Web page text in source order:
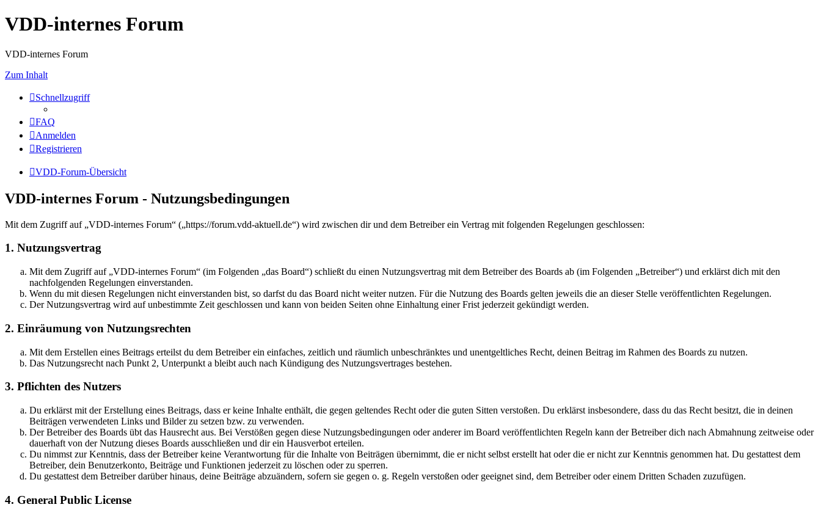
VDD-internes Forum
VDD-internes Forum
Zum Inhalt
Schnellzugriff
FAQ
Anmelden
Registrieren
VDD-Forum-Übersicht
VDD-internes Forum - Nutzungsbedingungen
Mit dem Zugriff auf „VDD-internes Forum“ („https://forum.vdd-aktuell.de“) wird zwischen dir und dem Betreiber ein Vertrag mit folgenden Regelungen geschlossen:
1. Nutzungsvertrag
Mit dem Zugriff auf „VDD-internes Forum“ (im Folgenden „das Board“) schließt du einen Nutzungsvertrag mit dem Betreiber des Boards ab (im Folgenden „Betreiber“) und erklärst dich mit den
nachfolgenden Regelungen einverstanden.
Wenn du mit diesen Regelungen nicht einverstanden bist, so darfst du das Board nicht weiter nutzen. Für die Nutzung des Boards gelten jeweils die an dieser Stelle veröffentlichten Regelungen.
Der Nutzungsvertrag wird auf unbestimmte Zeit geschlossen und kann von beiden Seiten ohne Einhaltung einer Frist jederzeit gekündigt werden.
2. Einräumung von Nutzungsrechten
Mit dem Erstellen eines Beitrags erteilst du dem Betreiber ein einfaches, zeitlich und räumlich unbeschränktes und unentgeltliches Recht, deinen Beitrag im Rahmen des Boards zu nutzen.
Das Nutzungsrecht nach Punkt 2, Unterpunkt a bleibt auch nach Kündigung des Nutzungsvertrages bestehen.
3. Pflichten des Nutzers
Du erklärst mit der Erstellung eines Beitrags, dass er keine Inhalte enthält, die gegen geltendes Recht oder die guten Sitten verstoßen. Du erklärst insbesondere, dass du das Recht besitzt, die in deinen
Beiträgen verwendeten Links und Bilder zu setzen bzw. zu verwenden.
Der Betreiber des Boards übt das Hausrecht aus. Bei Verstößen gegen diese Nutzungsbedingungen oder anderer im Board veröffentlichten Regeln kann der Betreiber dich nach Abmahnung zeitweise oder
dauerhaft von der Nutzung dieses Boards ausschließen und dir ein Hausverbot erteilen.
Du nimmst zur Kenntnis, dass der Betreiber keine Verantwortung für die Inhalte von Beiträgen übernimmt, die er nicht selbst erstellt hat oder die er nicht zur Kenntnis genommen hat. Du gestattest dem
Betreiber, dein Benutzerkonto, Beiträge und Funktionen jederzeit zu löschen oder zu sperren.
Du gestattest dem Betreiber darüber hinaus, deine Beiträge abzuändern, sofern sie gegen o. g. Regeln verstoßen oder geeignet sind, dem Betreiber oder einem Dritten Schaden zuzufügen.
4. General Public License